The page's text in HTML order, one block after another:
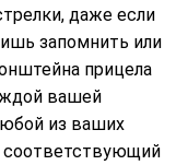
даже если
запомнить или
прицела
вашей
из ваших
соответствующий